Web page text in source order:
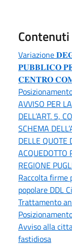
Variazione
𝐏𝐔𝐁𝐁𝐋𝐈𝐂𝐎
𝐂𝐄𝐍𝐓𝐑𝐎
AVVISO PER
DELL’ART. 5,
SCHEMA
DELLE QUOTE
ACQUEDOTTO
REGIONE
Raccolta firme
popolare DDL
Trattamento
Avviso alla
fastidiosa